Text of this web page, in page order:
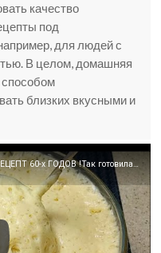
качество
под
для людей с
В целом, домашняя
близких вкусными и
Беру КЕФИР, 1 Яйцо и 10 минут! ЗАБЫТЫЙ РЕЦЕПТ 60-х ГОДОВ !Так готовила моя прабабушка!